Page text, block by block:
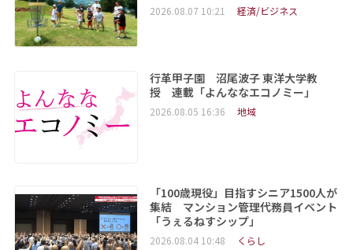
2026.08.07 10:21 経済/ビジネス
行革甲子園 沼尾波子 東洋大学教
授 連載「よんななエコノミー」
2026.08.05 16:36 地域
「100歳現役」目指すシニア1500人が
集結 マンション管理代務員イベント
「うぇるねすシップ」
2026.08.04 10:48 くらし